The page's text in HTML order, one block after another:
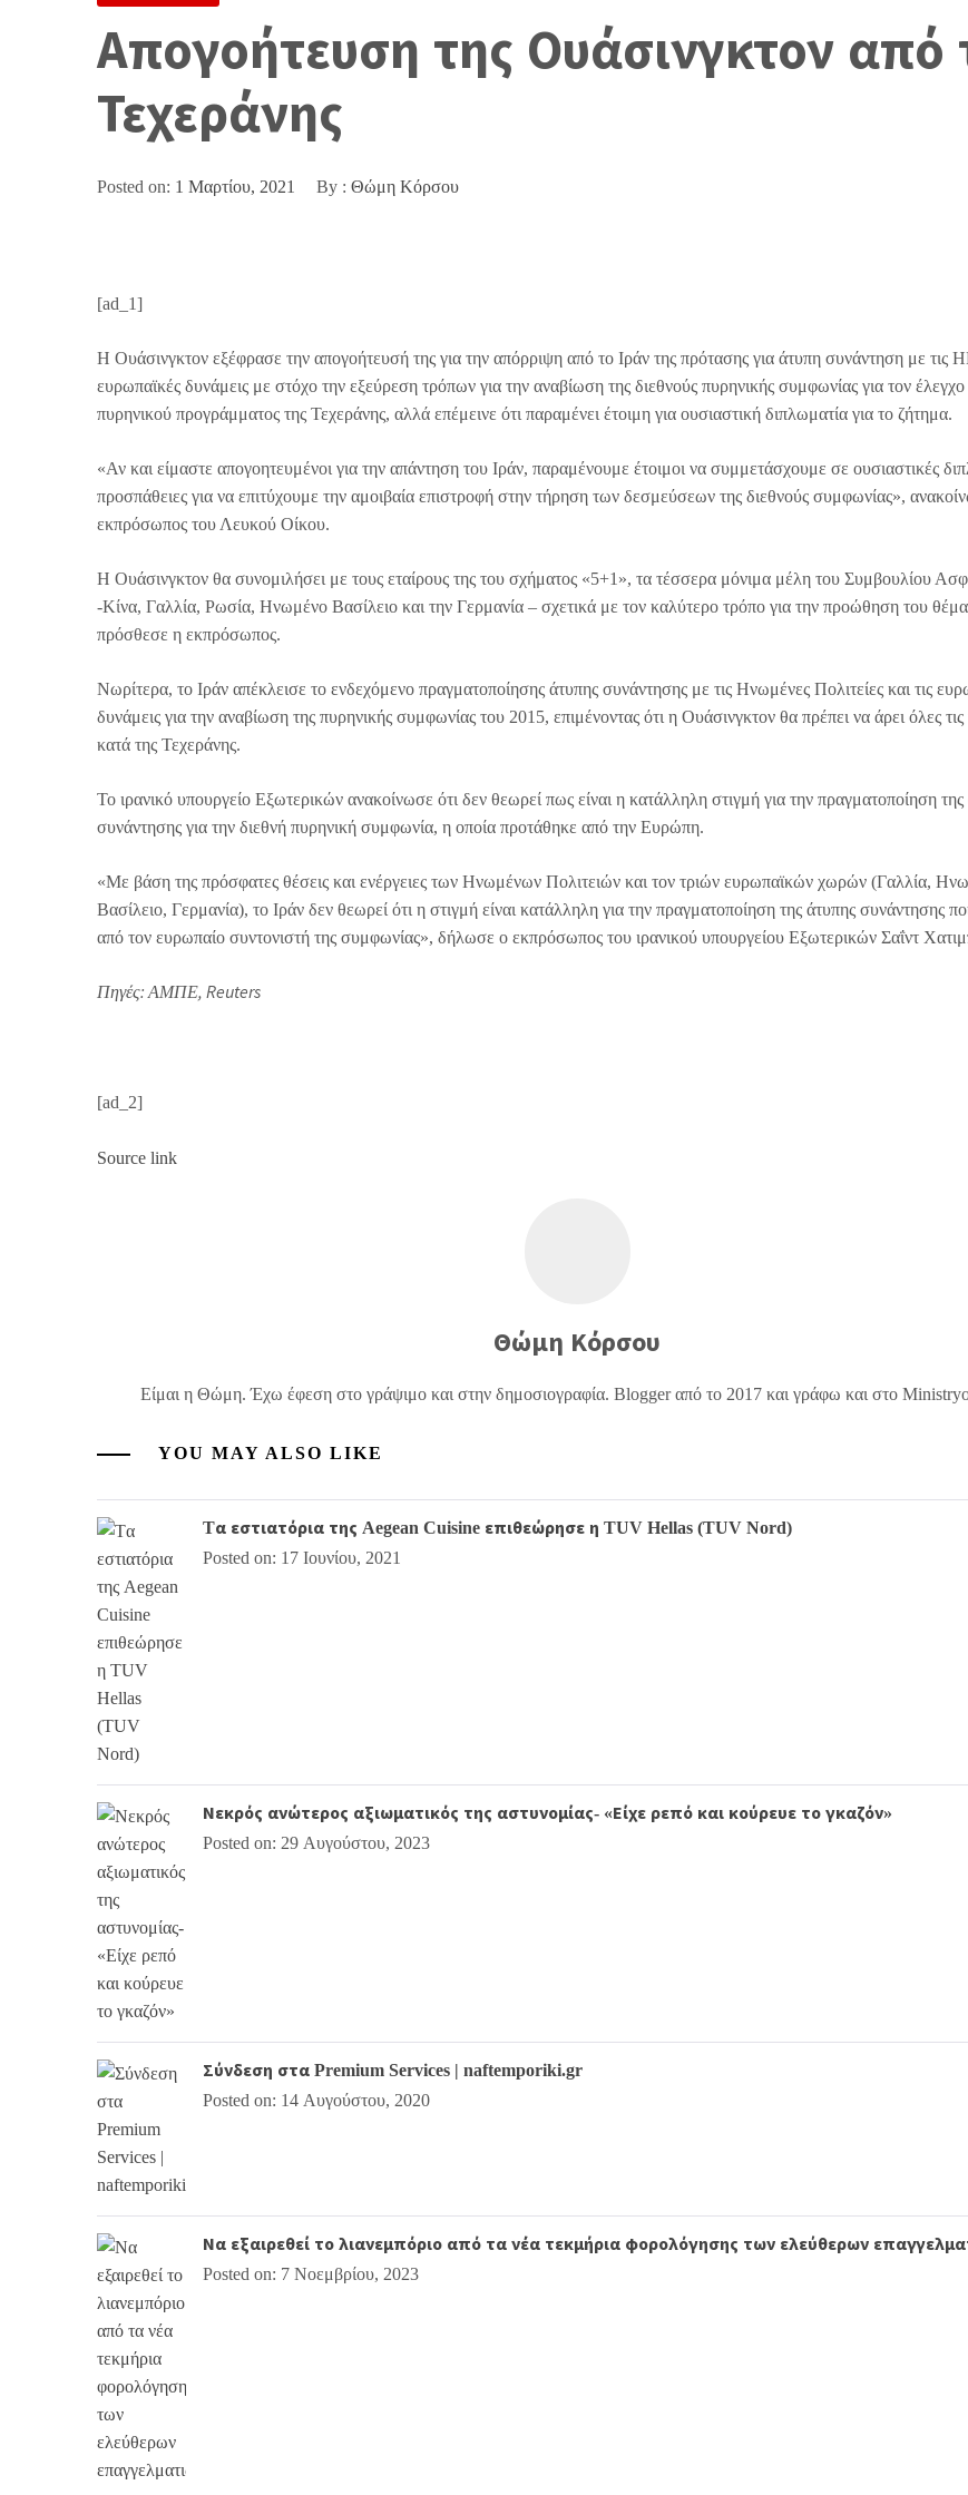
Απογοήτευση της Ουάσινγκτον από
Τεχεράνης
Posted on: 1 Μαρτίου, 2021 By : Θώμη Κόρσου
[ad_1]
Η Ουάσινγκτον εξέφρασε την απογοήτευσή της για την απόρριψη από το Ιράν της πρότασης για άτυπη συνάντηση με τις
ευρωπαϊκές δυνάμεις με στόχο την εξεύρεση τρόπων για την αναβίωση της διεθνούς πυρηνικής συμφωνίας για τον
πυρηνικού προγράμματος της Τεχεράνης, αλλά επέμεινε ότι παραμένει έτοιμη για ουσιαστική διπλωματία για το ζήτημα.
«Αν και είμαστε απογοητευμένοι για την απάντηση του Ιράν, παραμένουμε έτοιμοι να συμμετάσχουμε σε ουσιαστικές
προσπάθειες για να επιτύχουμε την αμοιβαία επιστροφή στην τήρηση των δεσμεύσεων της διεθνούς συμφωνίας»,
εκπρόσωπος του Λευκού Οίκου.
Η Ουάσινγκτον θα συνομιλήσει με τους εταίρους της του σχήματος «5+1», τα τέσσερα μόνιμα μέλη του Συμβουλίου
-Κίνα, Γαλλία, Ρωσία, Ηνωμένο Βασίλειο και την Γερμανία – σχετικά με τον καλύτερο τρόπο για την προώθηση του
πρόσθεσε η εκπρόσωπος.
Νωρίτερα, το Ιράν απέκλεισε το ενδεχόμενο πραγματοποίησης άτυπης συνάντησης με τις Ηνωμένες Πολιτείες και τις
δυνάμεις για την αναβίωση της πυρηνικής συμφωνίας του 2015, επιμένοντας ότι η Ουάσινγκτον θα πρέπει να άρει όλες
κατά της Τεχεράνης.
Το ιρανικό υπουργείο Εξωτερικών ανακοίνωσε ότι δεν θεωρεί πως είναι η κατάλληλη στιγμή για την πραγματοποίηση της
συνάντησης για την διεθνή πυρηνική συμφωνία, η οποία προτάθηκε από την Ευρώπη.
«Με βάση της πρόσφατες θέσεις και ενέργειες των Ηνωμένων Πολιτειών και τον τριών ευρωπαϊκών χωρών (Γαλλία,
Βασίλειο, Γερμανία), το Ιράν δεν θεωρεί ότι η στιγμή είναι κατάλληλη για την πραγματοποίηση της άτυπης συνάντησης
από τον ευρωπαίο συντονιστή της συμφωνίας», δήλωσε ο εκπρόσωπος του ιρανικού υπουργείου Εξωτερικών Σαΐντ
Πηγές: ΑΜΠΕ, Reuters
[ad_2]
Source link
Θώμη Κόρσου
Είμαι η Θώμη. Έχω έφεση στο γράψιμο και στην δημοσιογραφία. Blogger από το 2017 και γράφω και στο
YOU MAY ALSO LIKE
Tα εστιατόρια της Aegean Cuisine επιθεώρησε η TUV Hellas (TUV Nord)
Posted on: 17 Ιουνίου, 2021
Νεκρός ανώτερος αξιωματικός της αστυνομίας- «Είχε ρεπό και κούρευε το γκαζόν»
Posted on: 29 Αυγούστου, 2023
Σύνδεση στα Premium Services | naftemporiki.gr
Posted on: 14 Αυγούστου, 2020
Να εξαιρεθεί το λιανεμπόριο από τα νέα τεκμήρια φορολόγησης των ελεύθερων
Posted on: 7 Νοεμβρίου, 2023